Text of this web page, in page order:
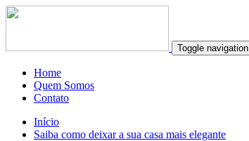
Toggle navigation
Home
Quem Somos
Contato
Início
Saiba como deixar a sua casa mais elegante